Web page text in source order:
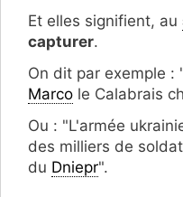
Et elles signifient, au
capturer.
On dit par exemple :
Marco le Calabrais
Ou : "L'armée
des milliers de
du Dniepr".